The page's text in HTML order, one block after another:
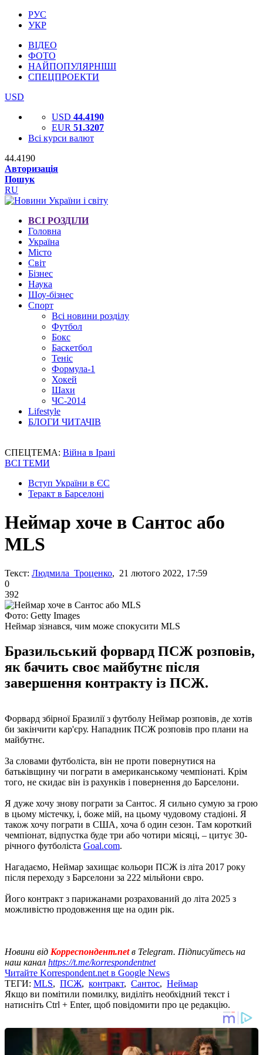
РУС
УКР
ВІДЕО
ФОТО
НАЙПОПУЛЯРНІШІ
СПЕЦПРОЕКТИ
USD
USD 44.4190
EUR 51.3207
Всі курси валют
44.4190
Авторизація
Пошук
RU
ВСІ РОЗДІЛИ
Головна
Україна
Місто
Світ
Бізнес
Наука
Шоу-бізнес
Спорт
Всі новини розділу
Футбол
Бокс
Баскетбол
Теніс
Формула-1
Хокей
Шахи
ЧС-2014
Lifestyle
БЛОГИ ЧИТАЧІВ
СПЕЦТЕМА: Війна в Ірані
ВСІ ТЕМИ
Вступ України в ЄС
Теракт в Барселоні
Неймар хоче в Сантос або
MLS
Текст: Людмила Троценко, 21 лютого 2022, 17:59
0
392
Фото: Getty Images
Неймар зізнався, чим може спокусити MLS
Бразильський форвард ПСЖ розповів,
як бачить своє майбутнє після
завершення контракту із ПСЖ.
Форвард збірної Бразилії з футболу Неймар розповів, де хотів
би закінчити кар'єру. Нападник ПСЖ розповів про плани на
майбутнє.
За словами футболіста, він не проти повернутися на
батьківщину чи пограти в американському чемпіонаті. Крім
того, не скидає він із рахунків і повернення до Барселони.
Я дуже хочу знову пограти за Сантос. Я сильно сумую за грою
в цьому містечку, і, боже мій, на цьому чудовому стадіоні. Я
також хочу пограти в США, хоча б один сезон. Там короткий
чемпіонат, відпустка буде три або чотири місяці, – цитує 30-
річного футболіста Goal.com.
Нагадаємо, Неймар захищає кольори ПСЖ із літа 2017 року
після переходу з Барселони за 222 мільйони євро.
Його контракт з парижанами розрахований до літа 2025 з
можливістю продовження ще на один рік.
Новини від Корреспондент.netв Telegram. Підписуйтесь на
наш канал https://t.me/korrespondentnet
Читайте Korrespondent.net в Google News
ТЕГИ: MLS, ПСЖ, контракт, Сантос, Неймар
Якщо ви помітили помилку, виділіть необхідний текст і
натисніть Ctrl + Enter, щоб повідомити про це редакцію.